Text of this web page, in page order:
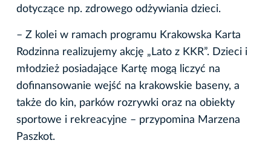
dotyczące np. zdrowego odżywiania dzieci.
– Z kolei w ramach programu Krakowska Karta
Rodzinna realizujemy akcję „Lato z KKR”. Dzieci i
młodzież posiadające Kartę mogą liczyć na
dofinansowanie wejść na krakowskie baseny, a
także do kin, parków rozrywki oraz na obiekty
sportowe i rekreacyjne – przypomina Marzena
Paszkot.